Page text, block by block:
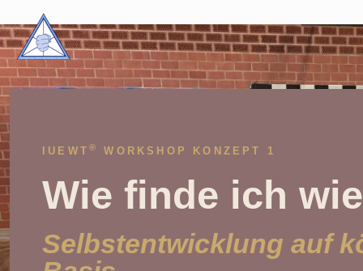
IUEWT ® WORKSHOP KONZEPT 1
Wie finde ich
Selbstentwicklung auf